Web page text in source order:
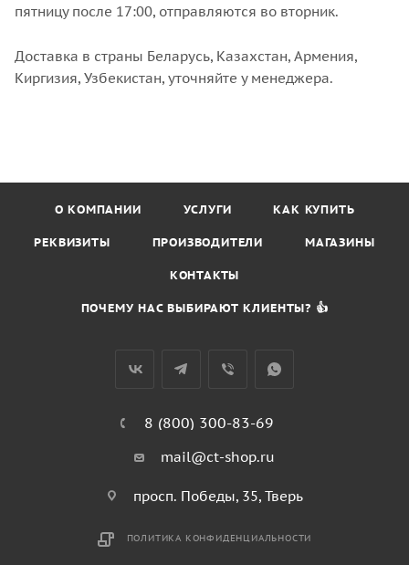
пятницу после 17:00, отправляются во вторник.
Доставка в страны Беларусь, Казахстан, Армения,
Киргизия, Узбекистан, уточняйте у менеджера.
О КОМПАНИИ УСЛУГИ КАК КУПИТЬ
РЕКВИЗИТЫ ПРОИЗВОДИТЕЛИ МАГАЗИНЫ
КОНТАКТЫ
ПОЧЕМУ НАС ВЫБИРАЮТ КЛИЕНТЫ? 👍
8 (800) 300-83-69
mail@ct-shop.ru
просп. Победы, 35, Тверь
ПОЛИТИКА КОНФИДЕНЦИАЛЬНОСТИ